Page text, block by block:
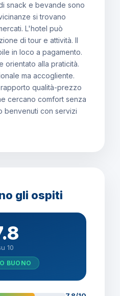
snack e bevande sono
si trovano
L'hotel può
di tour e attività. Il
in loco a pagamento.
orientato alla praticità.
ma accogliente.
qualità-prezzo
cercano comfort senza
benvenuti con servizi
gli ospiti
10
BUONO